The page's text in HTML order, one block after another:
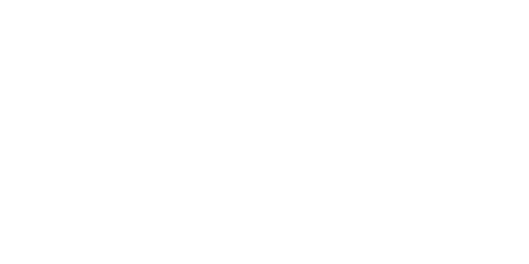
est sa possibilité de variation
permet d'ajuster
souhaitée. La combinaison
la Kimban un choix idéal